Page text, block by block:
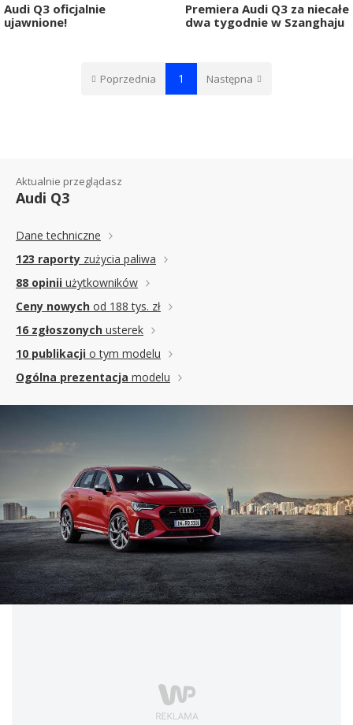
Audi Q3 oficjalnie
ujawnione!
Premiera Audi Q3 za niecałe
dwa tygodnie w Szanghaju
Poprzednia 1 Następna
Aktualnie przeglądasz
Audi Q3
Dane techniczne
123 raporty zużycia paliwa
88 opinii użytkowników
Ceny nowych od 188 tys. zł
16 zgłoszonych usterek
10 publikacji o tym modelu
Ogólna prezentacja modelu